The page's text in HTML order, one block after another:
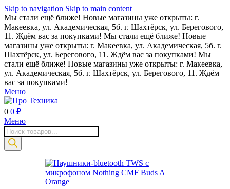
Skip to navigation Skip to main content
Мы стали ещё ближе! Новые магазины уже открыты: г.
Макеевка, ул. Академическая, 5б. г. Шахтёрск, ул. Берегового,
11. Ждём вас за покупками! Мы стали ещё ближе! Новые
магазины уже открыты: г. Макеевка, ул. Академическая, 5б. г.
Шахтёрск, ул. Берегового, 11. Ждём вас за покупками! Мы
стали ещё ближе! Новые магазины уже открыты: г. Макеевка,
ул. Академическая, 5б. г. Шахтёрск, ул. Берегового, 11. Ждём
вас за покупками!
Меню
0 0 ₽
Меню
Поиск
товаров